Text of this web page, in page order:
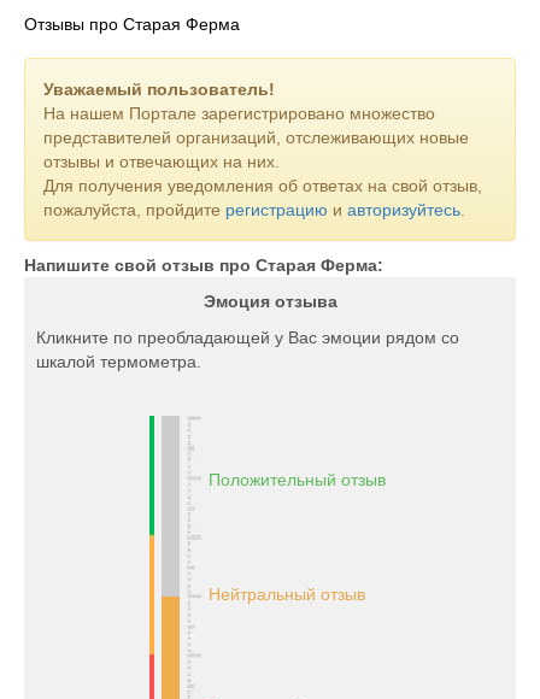
Отзывы про Старая Ферма
Уважаемый пользователь!
На нашем Портале зарегистрировано множество
представителей организаций, отслеживающих новые
отзывы и отвечающих на них.
Для получения уведомления об ответах на свой отзыв,
пожалуйста, пройдите регистрацию и авторизуйтесь
Напишите свой отзыв про Старая Ферма:
Эмоция отзыва
Кликните по преобладающей у Вас эмоции рядом со
шкалой термометра.
Положительный отзыв
Нейтральный отзыв